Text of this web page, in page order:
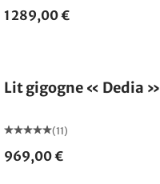
1 289,00 €
Lit gigogne « Dedia »
(11)
969,00 €